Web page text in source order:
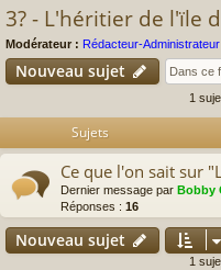
3? - L'héritier de l'ïle
Modérateur : Rédacteur-Administrateur
Nouveau sujet
1
Sujets
Ce que l'on sait sur
Dernier message par Bobby
Réponses : 16
Nouveau sujet
1